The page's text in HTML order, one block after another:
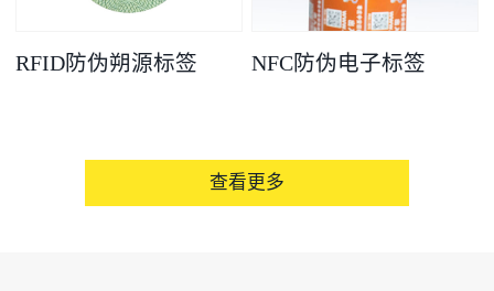
RFID防伪朔源标签 NFC防伪电子标签
查看更多